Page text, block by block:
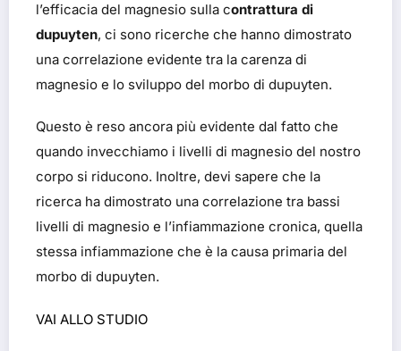
l’efficacia del magnesio sulla contrattura di
dupuyten, ci sono ricerche che hanno dimostrato
una correlazione evidente tra la carenza di
magnesio e lo sviluppo del morbo di dupuyten.
Questo è reso ancora più evidente dal fatto che
quando invecchiamo i livelli di magnesio del nostro
corpo si riducono. Inoltre, devi sapere che la
ricerca ha dimostrato una correlazione tra bassi
livelli di magnesio e l’infiammazione cronica, quella
stessa infiammazione che è la causa primaria del
morbo di dupuyten.
VAI ALLO STUDIO